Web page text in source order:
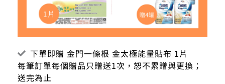
下單即贈 金門一條根 金太極能量貼布 1片
每筆訂單每個贈品只贈送1次，恕不累贈與更換；
送完為止